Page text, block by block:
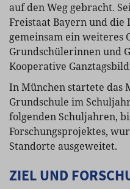
auf den Weg gebracht.
Freistaat Bayern und die
gemeinsam ein weiteres
Grundschülerinnen und
Kooperative
In München startete das
Grundschule im
folgenden Schuljahren,
Forschungsprojektes,
Standorte ausgeweitet.
ZIEL UND